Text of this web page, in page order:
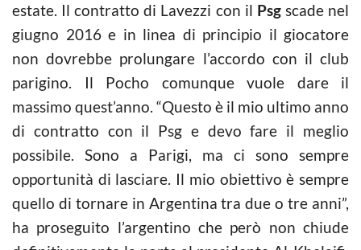
estate. Il contratto di Lavezzi con il Psgscade nel
giugno 2016 e in linea di principio il giocatore
non dovrebbe prolungare l’accordo con il club
parigino. Il Pocho comunque vuole dare il
massimo quest’anno. “Questo è il mio ultimo anno
di contratto con il Psg e devo fare il meglio
possibile. Sono a Parigi, ma ci sono sempre
opportunità di lasciare. Il mio obiettivo è sempre
quello di tornare in Argentina tra due o tre anni”,
ha proseguito l’argentino che però non chiude